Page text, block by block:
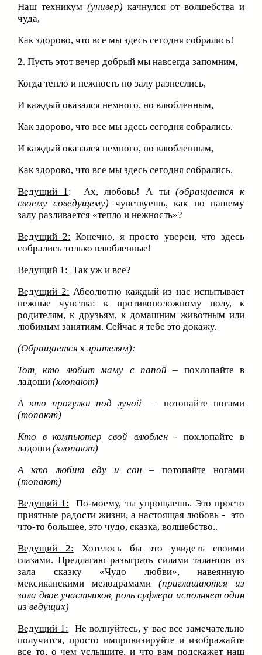
Наш техникум (универ) качнулся от волшебства и
чуда,
Как здорово, что все мы здесь сегодня собрались!
2. Пусть этот вечер добрый мы навсегда запомним,
Когда тепло и нежность по залу разнеслись,
И каждый оказался немного, но влюбленным,
Как здорово, что все мы здесь сегодня собрались.
И каждый оказался немного, но влюбленным,
Как здорово, что все мы здесь сегодня собрались.
Ведущий 1 : Ах, любовь! А ты (обращается к
своему соведущему) чувствуешь, как по нашему
залу разливается «тепло и нежность»?
Ведущий 2: Конечно, я просто уверен, что здесь
собрались только влюбленные!
Ведущий 1: Так уж и все?
Ведущий 2: Абсолютно каждый из нас испытывает
нежные чувства: к противоположному полу, к
родителям, к друзьям, к домашним животным или
любимым занятиям. Сейчас я тебе это докажу.
(Обращается к зрителям):
Тот, кто любит маму с папой– похлопайте в
ладоши (хлопают)
А кто прогулки под луной –потопайте ногами
(топают)
Кто в компьютер свой влюблен- похлопайте в
ладоши (хлопают)
А кто любит еду и сон
– потопайте ногами
(топают)
Ведущий 1: По-моему, ты упрощаешь. Это просто
приятные радости жизни, а настоящая любовь - это
что-то большее, это чудо, сказка, волшебство..
Ведущий 2: Хотелось бы это увидеть своими
глазами. Предлагаю разыграть силами талантов из
зала сказку «Чудо любви», навеянную
мексиканскими мелодрамами (приглашаются из
зала двое участников, роль суфлера исполняет один
из ведущих)
Ведущий 1: Не волнуйтесь, у вас все замечательно
получится, просто импровизируйте и изображайте
все то, о чем услышите, и что вам подскажет наш